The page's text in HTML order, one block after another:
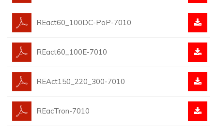
REact60_100DC-PoP-7010
REact60_100E-7010
REAct150_220_300-7010
REacTron-7010